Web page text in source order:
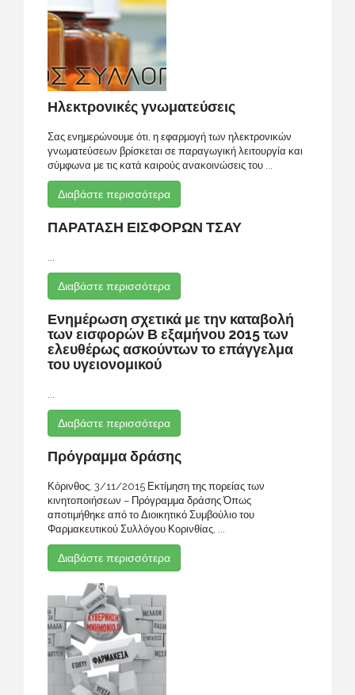
Ηλεκτρονικές γνωματεύσεις
Σας ενημερώνουμε ότι, η εφαρμογή των ηλεκτρονικών
γνωματεύσεων βρίσκεται σε παραγωγική λειτουργία και
σύμφωνα με τις κατά καιρούς ανακοινώσεις του ...
Διαβάστε περισσότερα
ΠΑΡΑΤΑΣΗ ΕΙΣΦΟΡΩΝ ΤΣΑΥ
Διαβάστε περισσότερα
Ενημέρωση σχετικά με την καταβολή
των εισφορών Β εξαμήνου 2015 των
ελευθέρως ασκούντων το επάγγελμα
του υγειονομικού
Διαβάστε περισσότερα
Πρόγραμμα δράσης
Κόρινθος, 3/11/2015 Εκτίμηση της πορείας των
κινητοποιήσεων – Πρόγραμμα δράσης Όπως
αποτιμήθηκε από το Διοικητικό Συμβούλιο του
Φαρμακευτικού Συλλόγου Κορινθίας, ...
Διαβάστε περισσότερα